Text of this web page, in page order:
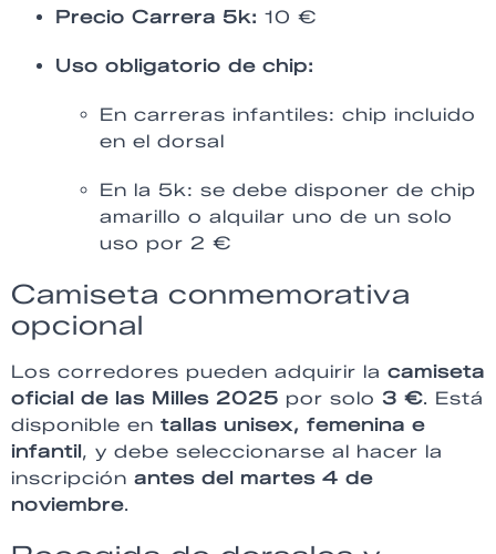
Precio Carrera 5k: 10 €
Uso obligatorio de chip:
En carreras infantiles: chip incluido
en el dorsal
En la 5k: se debe disponer de chip
amarillo o alquilar uno de un solo
uso por 2 €
Camiseta conmemorativa
opcional
Los corredores pueden adquirir la camiseta
oficial de las Milles 2025 por solo 3 €. Está
disponible en tallas unisex, femenina e
infantil , y debe seleccionarse al hacer la
inscripción antes del martes 4 de
noviembre.